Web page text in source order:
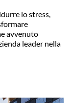
lo stress,
avvenuto
leader nella